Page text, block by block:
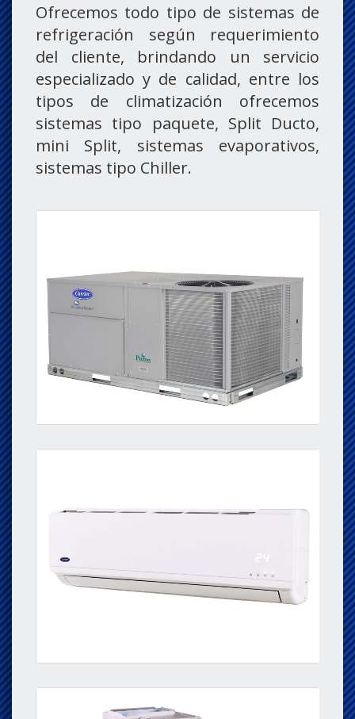
Ofrecemos todo tipo de sistemas de
refrigeración según requerimiento
del cliente, brindando un servicio
especializado y de calidad, entre los
tipos de climatización ofrecemos
sistemas tipo paquete, Split Ducto,
mini Split, sistemas evaporativos,
sistemas tipo Chiller.